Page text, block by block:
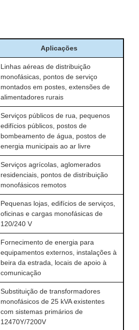
torneira nominal sem abrir o
tanque.Aplicações
Linhas aéreas de distribuição
monofásicas, pontos de serviço
montados em postes, extensões de
alimentadores rurais
Serviços públicos de rua, pequenos
edifícios públicos, postos de
bombeamento de água, postos de
energia municipais ao ar livre
Serviços agrícolas, aglomerados
residenciais, pontos de distribuição
monofásicos remotos
Pequenas lojas, edifícios de serviços,
oficinas e cargas monofásicas de
120/240 V
Fornecimento de energia para
equipamentos externos, instalações à
beira da estrada, locais de apoio à
comunicação
Substituição de transformadores
monofásicos de 25 kVA existentes
com sistemas primários de
12470Y/7200V